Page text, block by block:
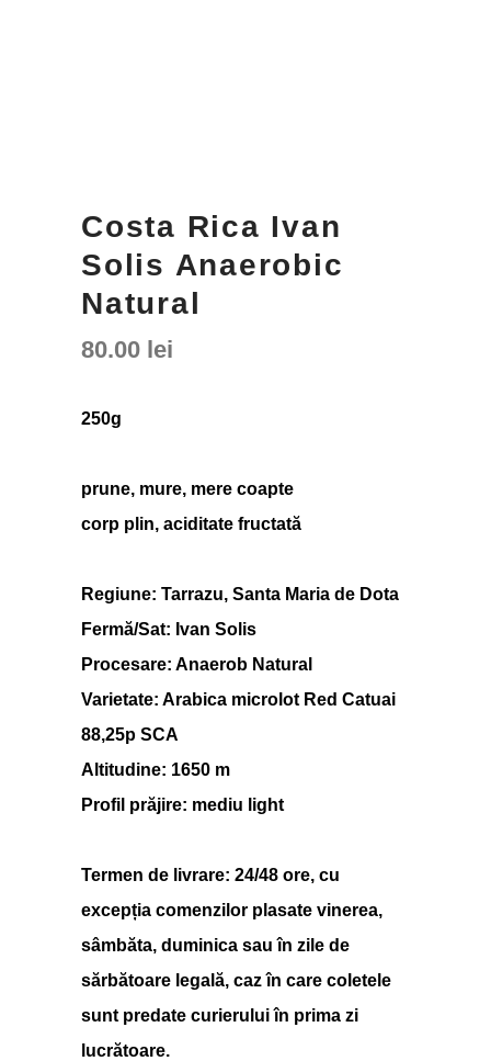
Costa Rica Ivan
Solis Anaerobic
Natural
80.00 lei
250g
prune, mure, mere coapte
corp plin, aciditate fructată
Regiune: Tarrazu, Santa Maria de Dota
Fermă/Sat: Ivan Solis
Procesare: Anaerob Natural
Varietate: Arabica microlot Red Catuai
88,25p SCA
Altitudine: 1650 m
Profil prăjire: mediu light
Termen de livrare: 24/48 ore, cu
excepția comenzilor plasate vinerea,
sâmbăta, duminica sau în zile de
sărbătoare legală, caz în care coletele
sunt predate curierului în prima zi
lucrătoare.